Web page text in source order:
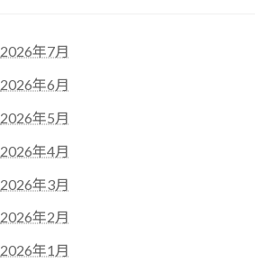
2026年7月
2026年6月
2026年5月
2026年4月
2026年3月
2026年2月
2026年1月